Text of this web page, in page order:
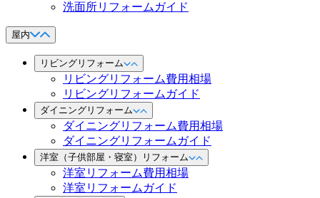
洗面所リフォームガイド
屋内
リビングリフォーム
リビングリフォーム費用相場
リビングリフォームガイド
ダイニングリフォーム
ダイニングリフォーム費用相場
ダイニングリフォームガイド
洋室（子供部屋・寝室）リフォーム
洋室リフォーム費用相場
洋室リフォームガイド